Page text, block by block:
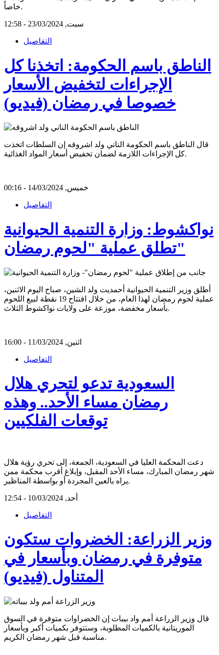
خاصاً.
سبت, 23/03/2024 - 12:58
التفاصيل
الناطق باسم الحكومة: اتخذنا كل
الإجراءات لتخفيض الأسعار
خصوصا في رمضان (فيديو)
قال الناطق باسم الحكومة الناني ولد اشروقه إن السلطات اتخذت
كل الإجراءات اللازمة لضمان تخفيض أسعار المواد الغذائية.
خميس, 14/03/2024 - 00:16
التفاصيل
نواكشوط: وزارة التنمية الحيوانية
تطلق عملية "لحوم رمضان"
أطلق وزير التنمية الحيوانية أحمديت ولد الشين، صباح اليوم الاثنين،
عملية لحوم رمضان لهذا العام، من خلال افتتاح 19 نقطة لبيع اللحوم
بأسعار مخفضة، موزعة على ولايات نواكشوط الثلاث.
اثنين, 11/03/2024 - 16:00
التفاصيل
السعودية تدعو لتحري هلال
رمضان مساء الأحد.. وهذه
توقعات الفلكيين
دعت المحكمة العليا في السعودية، الجمعة، إلى تحري رؤية هلال
شهر رمضان المبارك، مساء الأحد المقبل، وإبلاغ أقرب محكمة ممن
يراه بالعين المجردة أو بواسطة المناظير.
أحد, 10/03/2024 - 12:54
التفاصيل
وزير الزراعة: الخضروات ستكون
متوفرة في رمضان وبأسعار في
المتناول (فيديو)
قال وزير الزراعة أمم واد بيبات إن الخضراوات متوفرة في السوق
الموريتانية بالكميات المطلوبة، وستتوفر بكميات أكبر وبأسعار
مناسبة قبل شهر رمضان الكريم.